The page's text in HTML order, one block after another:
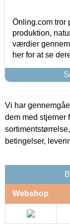
Önling.com tror
produktion,
værdier
her for at se
Vi har
dem med stjerner
betingelser,
Webshop